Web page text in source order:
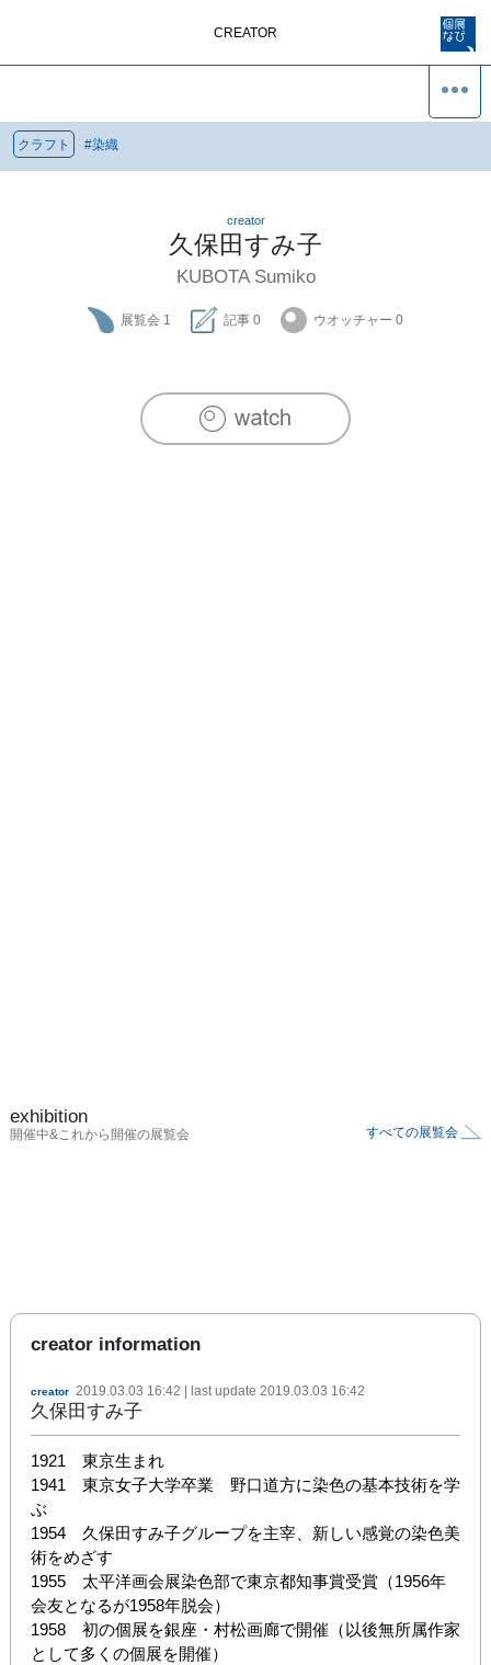
CREATOR
クラフト #染織
creator
久保田すみ子
KUBOTA Sumiko
展覧会 1 記事 0 ウオッチャー 0
exhibition
開催中&これから開催の展覧会 すべての展覧会
creator information
creator 2019.03.03 16:42 | last update 2019.03.03 16:42
久保田すみ子
1921　東京生まれ
1941　東京女子大学卒業　野口道方に染色の基本技術を学
ぶ
1954　久保田すみ子グループを主宰、新しい感覚の染色美
術をめざす
1955　太平洋画会展染色部で東京都知事賞受賞（1956年
会友となるが1958年脱会）
1958　初の個展を銀座・村松画廊で開催（以後無所属作家
として多くの個展を開催）